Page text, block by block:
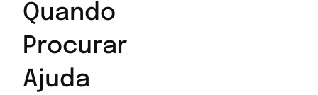
Quando
Procurar
Ajuda